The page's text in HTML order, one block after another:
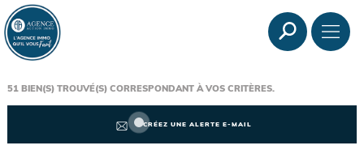
51BIEN(S) TROUVÉ(S) CORRESPONDANT À VOS CRITÈRES.
CRÉEZ UNE ALERTE E-MAIL